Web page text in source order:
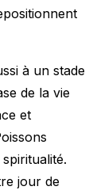
à un stade
de la vie
et
jour de